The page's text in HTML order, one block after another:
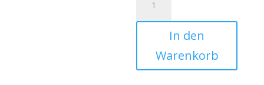
(Φακελος
)
Menge
In den
Warenkorb